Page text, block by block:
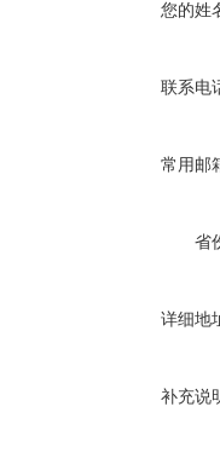
您的姓
联系电
常用邮
省
详细地
补充说